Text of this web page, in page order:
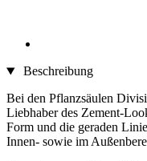
Beschreibung
Bei den Pflanzsäulen
Liebhaber des Zement-
Form und die geraden
Innen- sowie im